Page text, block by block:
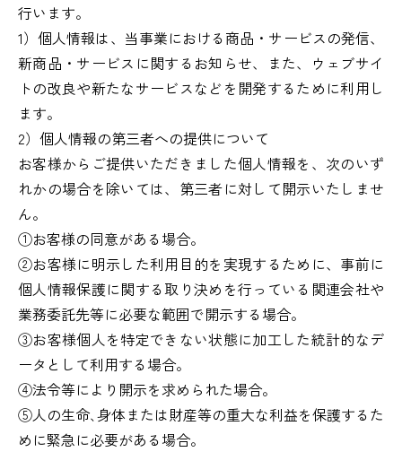
行います。
1）個人情報は、当事業における商品・サービスの発信、
新商品・サービスに関するお知らせ、また、ウェブサイ
トの改良や新たなサービスなどを開発するために利用し
ます。
2）個人情報の第三者への提供について
お客様からご提供いただきました個人情報を、次のいず
れかの場合を除いては、第三者に対して開示いたしませ
ん。
①お客様の同意がある場合。
②お客様に明示した利用目的を実現するために、事前に
個人情報保護に関する取り決めを行っている関連会社や
業務委託先等に必要な範囲で開示する場合。
③お客様個人を特定できない状態に加工した統計的なデ
ータとして利用する場合。
④法令等により開示を求められた場合。
⑤人の生命､身体または財産等の重大な利益を保護するた
めに緊急に必要がある場合。